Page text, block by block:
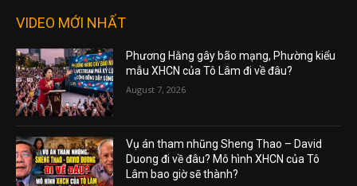
VIDEO MỚI NHẤT
Phương Hằng gây bão mạng, Phường kiểu
mẫu XHCN của Tô Lâm đi về đâu?
August 7, 2026
Vụ án tham nhũng Sheng Thao – David
Duong đi về đâu? Mô hình XHCN của Tô
Lâm bao giờ sẽ thành?